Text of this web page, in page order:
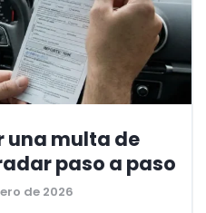
una multa de
paso a paso
de 2026